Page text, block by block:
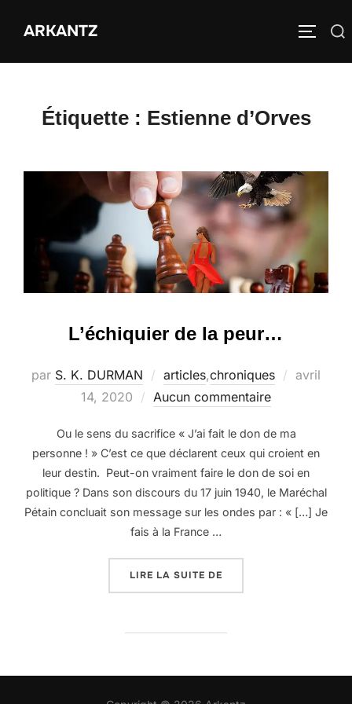
ARKANTZ Rechercher :
Étiquette : Estienne d’Orves
L’échiquier de la peur…
par S. K. DURMAN articles,chroniques
Publié
avril
14, 2020
Aucun commentaire
Ou le sens du sacrifice « J’ai fait le don de ma
personne ! » C’est ce que déclarent ceux qui croient en
leur destin. Peut-on vraiment faire le don de soi en
politique ? Dans son discours du 17 juin 1940, le Maréchal
Pétain concluait son message sur les ondes par : « […] Je
fais à la France …
LIRE LA SUITE DE